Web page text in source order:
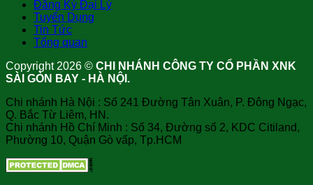
Đăng Ký Đại Lý
Tuyển Dụng
Tin Tức
Tổng quan
Copyright 2026 © CHI NHÁNH CÔNG TY CỔ PHẦN XNK
SÀI GÒN BAY - HÀ NỘI.
Chi nhánh Hà Nội : Số 241 Đường Tân Xuân, P. Đông Ngạc,
Q. Bắc Từ Liêm, HN.
Chi nhánh Hồ Chí Minh : Số 34, Đường số 2, KDC Citiland,
Phường 10, Quận Gò vấp, Tp.HCM